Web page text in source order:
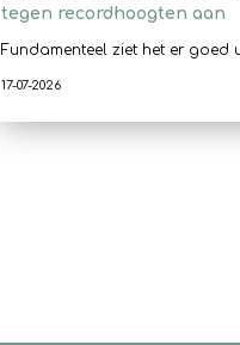
tegen recordhoogten aan
Fundamenteel ziet het er goed
17-07-2026